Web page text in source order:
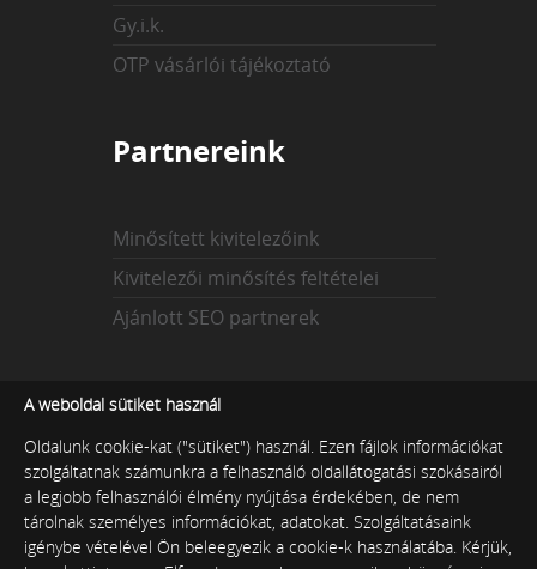
Gy.i.k.
OTP vásárlói tájékoztató
Partnereink
Minősített kivitelezőink
Kivitelezői minősítés feltételei
Ajánlott SEO partnerek
Az indexekről
Technikai index
Tartalmi index
A weboldal sütiket használ
Oldalunk cookie-kat ("sütiket") használ. Ezen fájlok információkat
szolgáltatnak számunkra a felhasználó oldallátogatási szokásairól
a legjobb felhasználói élmény nyújtása érdekében, de nem
tárolnak személyes információkat, adatokat. Szolgáltatásaink
igénybe vételével Ön beleegyezik a cookie-k használatába. Kérjük,